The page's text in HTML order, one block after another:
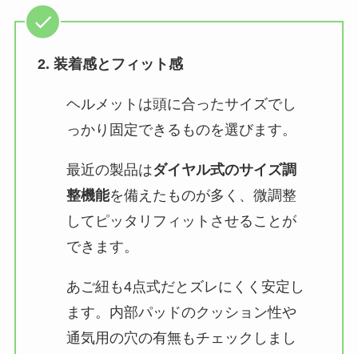
2. 装着感とフィット感
ヘルメットは頭に合ったサイズでし
っかり固定できるものを選びます​。
最近の製品はダイヤル式のサイズ調
整機能を備えたものが多く、微調整
してピッタリフィットさせることが
できます​。
あご紐も4点式だとズレにくく安定し
ます。内部パッドのクッション性や
通気用の穴の有無もチェックしまし